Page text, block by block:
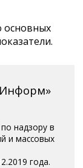
основных
надзору в
и массовых
года.